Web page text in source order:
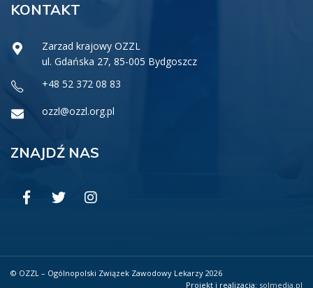
KONTAKT
Zarzad krajowy OZZL
ul. Gdańska 27, 85-005 Bydgoszcz
+48 52 372 08 83
ozzl@ozzl.org.pl
ZNAJDŹ NAS
© OZZL – Ogólnopolski Związek Zawodowy Lekarzy 2026
Projekt i realizacja: solmedia.pl